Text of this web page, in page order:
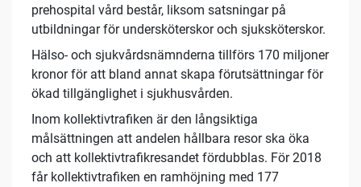
prehospital vård består, liksom satsningar på
utbildningar för undersköterskor och sjuksköterskor.
Hälso- och sjukvårdsnämnderna tillförs 170 miljoner
kronor för att bland annat skapa förutsättningar för
ökad tillgänglighet i sjukhusvården.
Inom kollektivtrafiken är den långsiktiga
målsättningen att andelen hållbara resor ska öka
och att kollektivtrafikresandet fördubblas. För 2018
får kollektivtrafiken en ramhöjning med 177